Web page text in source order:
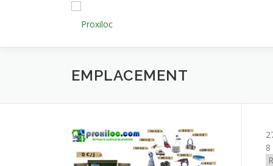
EMPLACEMENT
8